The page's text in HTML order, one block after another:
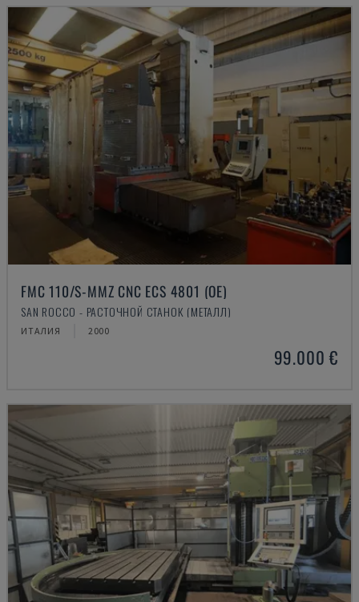
FMC 110/S-MMZ CNC ECS 4801 (OE)
SAN ROCCO - РАСТОЧНОЙ СТАНОК (МЕТАЛЛ)
ИТАЛИЯ 2000
99.000 €